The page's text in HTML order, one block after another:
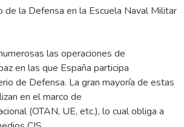
de la Defensa en la Escuela Naval Militar
las operaciones de
en las que España participa
de Defensa. La gran mayoría de estas
en el marco de
(OTAN, UE, etc.), lo cual obliga a